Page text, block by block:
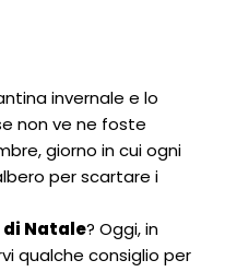
invernale e lo
non ve ne foste
giorno in cui ogni
per scartare i
Natale? Oggi, in
qualche consiglio per